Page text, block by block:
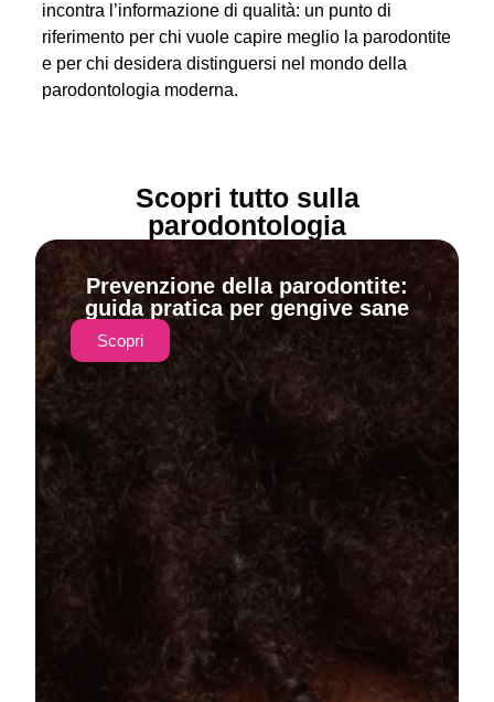
incontra l’informazione di qualità: un punto di
riferimento per chi vuole capire meglio la parodontite
e per chi desidera distinguersi nel mondo della
parodontologia moderna.
Scopri tutto sulla
parodontologia
Prevenzione della parodontite:
guida pratica per gengive sane
Scopri